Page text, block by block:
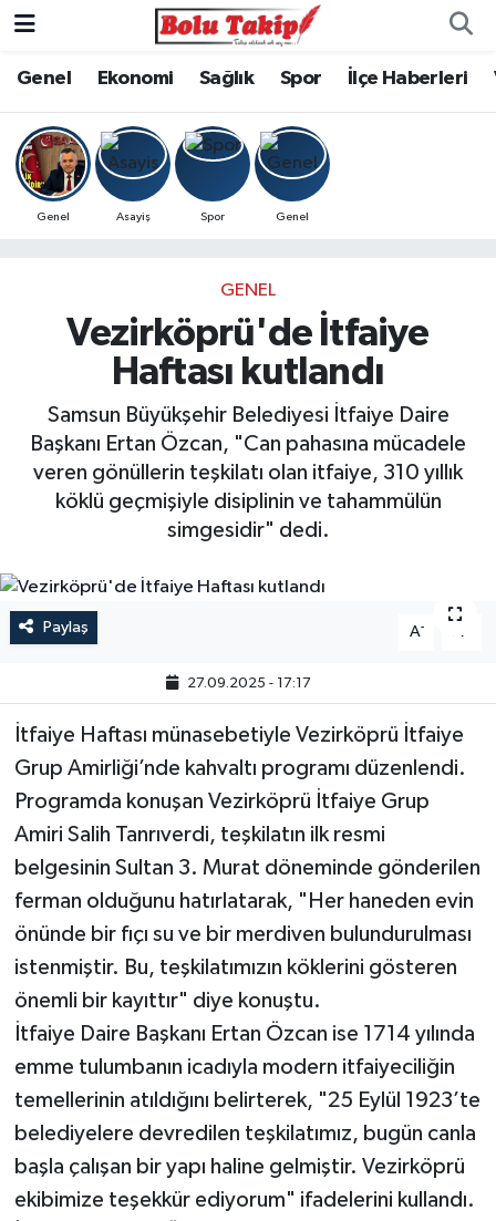
Genel Ekonomi Sağlık Spor İlçe Haberleri
Genel Asayiş Spor Genel
GENEL
Vezirköprü'de İtfaiye
Haftası kutlandı
Samsun Büyükşehir Belediyesi İtfaiye Daire
Başkanı Ertan Özcan, "Can pahasına mücadele
veren gönüllerin teşkilatı olan itfaiye, 310 yıllık
köklü geçmişiyle disiplinin ve tahammülün
simgesidir" dedi.
Paylaş A- A
27.09.2025 - 17:17
İtfaiye Haftası münasebetiyle Vezirköprü İtfaiye
Grup Amirliği’nde kahvaltı programı düzenlendi.
Programda konuşan Vezirköprü İtfaiye Grup
Amiri Salih Tanrıverdi, teşkilatın ilk resmi
belgesinin Sultan 3. Murat döneminde gönderilen
ferman olduğunu hatırlatarak, "Her haneden evin
önünde bir fıçı su ve bir merdiven bulundurulması
istenmiştir. Bu, teşkilatımızın köklerini gösteren
önemli bir kayıttır" diye konuştu.
İtfaiye Daire Başkanı Ertan Özcan ise 1714 yılında
emme tulumbanın icadıyla modern itfaiyeciliğin
temellerinin atıldığını belirterek, "25 Eylül 1923’te
belediyelere devredilen teşkilatımız, bugün canla
başla çalışan bir yapı haline gelmiştir. Vezirköprü
ekibimize teşekkür ediyorum" ifadelerini kullandı.